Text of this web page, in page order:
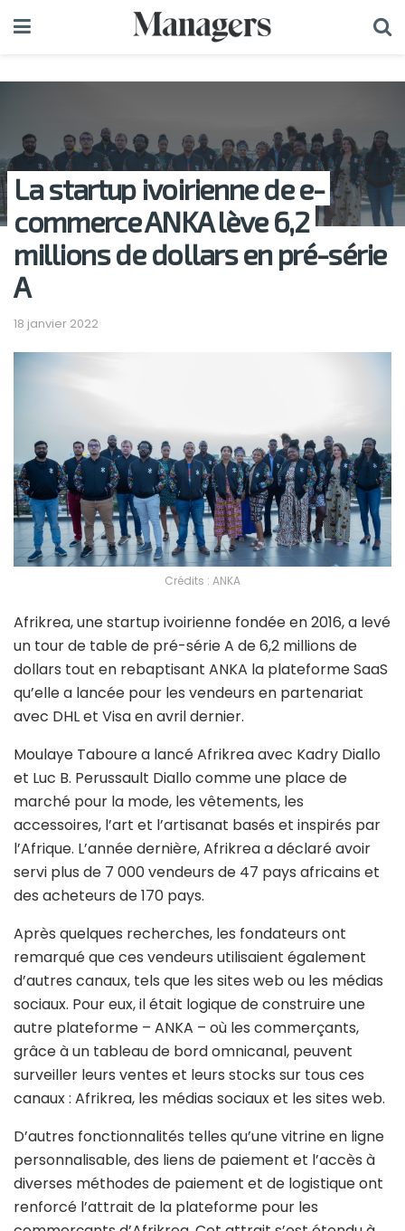
La startup ivoirienne de e-
commerce ANKA lève 6,2
millions de dollars en pré-série
A
18 janvier 2022
Crédits : ANKA
Afrikrea, une startup ivoirienne fondée en 2016, a levé
un tour de table de pré-série A de 6,2 millions de
dollars tout en rebaptisant ANKA la plateforme SaaS
qu’elle a lancée pour les vendeurs en partenariat
avec DHL et Visa en avril dernier.
Moulaye Taboure a lancé Afrikrea avec Kadry Diallo
et Luc B. Perussault Diallo comme une place de
marché pour la mode, les vêtements, les
accessoires, l’art et l’artisanat basés et inspirés par
l’Afrique. L’année dernière, Afrikrea a déclaré avoir
servi plus de 7 000 vendeurs de 47 pays africains et
des acheteurs de 170 pays.
Après quelques recherches, les fondateurs ont
remarqué que ces vendeurs utilisaient également
d’autres canaux, tels que les sites web ou les médias
sociaux. Pour eux, il était logique de construire une
autre plateforme – ANKA – où les commerçants,
grâce à un tableau de bord omnicanal, peuvent
surveiller leurs ventes et leurs stocks sur tous ces
canaux : Afrikrea, les médias sociaux et les sites web.
D’autres fonctionnalités telles qu’une vitrine en ligne
personnalisable, des liens de paiement et l’accès à
diverses méthodes de paiement et de logistique ont
renforcé l’attrait de la plateforme pour les